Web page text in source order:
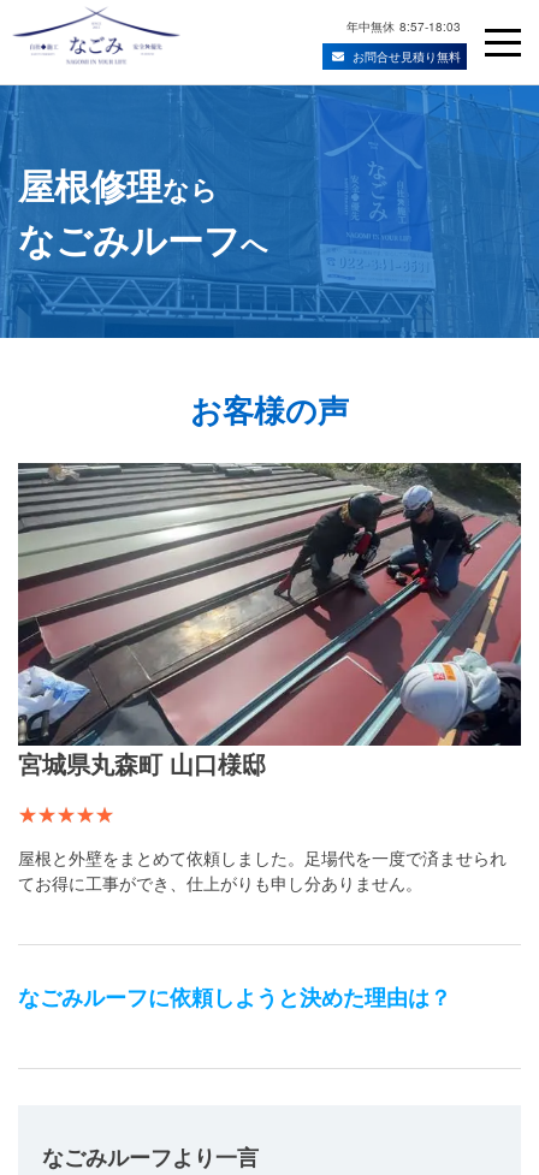
Skip
to
content
年中無休 8:57-18:03
お問合せ見積り無料
宮城県仙台市の屋根修理・雨漏り修理業者
屋根修理なら
なごみルーフへ
お客様の声
宮城県丸森町 山口様邸
屋根と外壁をまとめて依頼しました。足場代を一度で済ませられ
てお得に工事ができ、仕上がりも申し分ありません。
なごみルーフに依頼しようと決めた理由は？
なごみルーフより一言